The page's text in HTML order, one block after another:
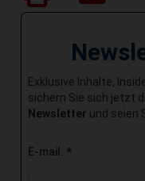
Exklusive Inhalte,
sichern Sie sich jetzt
Newsletter und seien
E-mail: *